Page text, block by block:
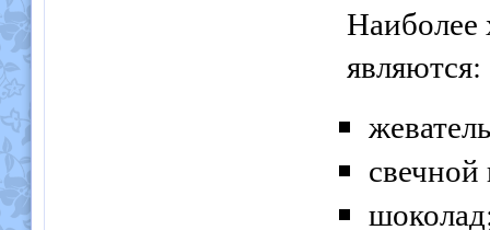
Наиболее
являются:
свечной